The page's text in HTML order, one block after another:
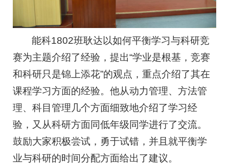
能科1802班耿达以如何平衡学习与科研竞
赛为主题介绍了经验，提出“学业是根基，竞赛
和科研只是锦上添花”的观点，重点介绍了其在
课程学习方面的经验。他从动力管理、方法管
理、科目管理几个方面细致地介绍了学习经
验，又从科研方面同低年级同学进行了交流。
鼓励大家积极尝试，勇于试错，并且就平衡学
业与科研的时间分配方面给出了建议。